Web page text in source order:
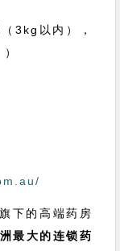
3kg以内），
下的高端药房
最大的连锁药